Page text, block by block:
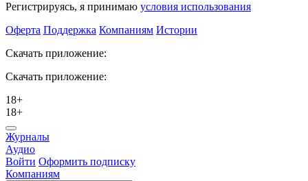
Регистрируясь, я принимаю условия использования
Оферта Поддержка Компаниям Истории
Скачать приложение:
Скачать приложение:
18+
18+
Журналы
Аудио
Войти Оформить подписку
Компаниям